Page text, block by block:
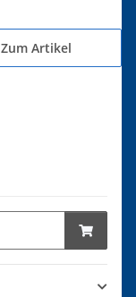
Zum Artikel